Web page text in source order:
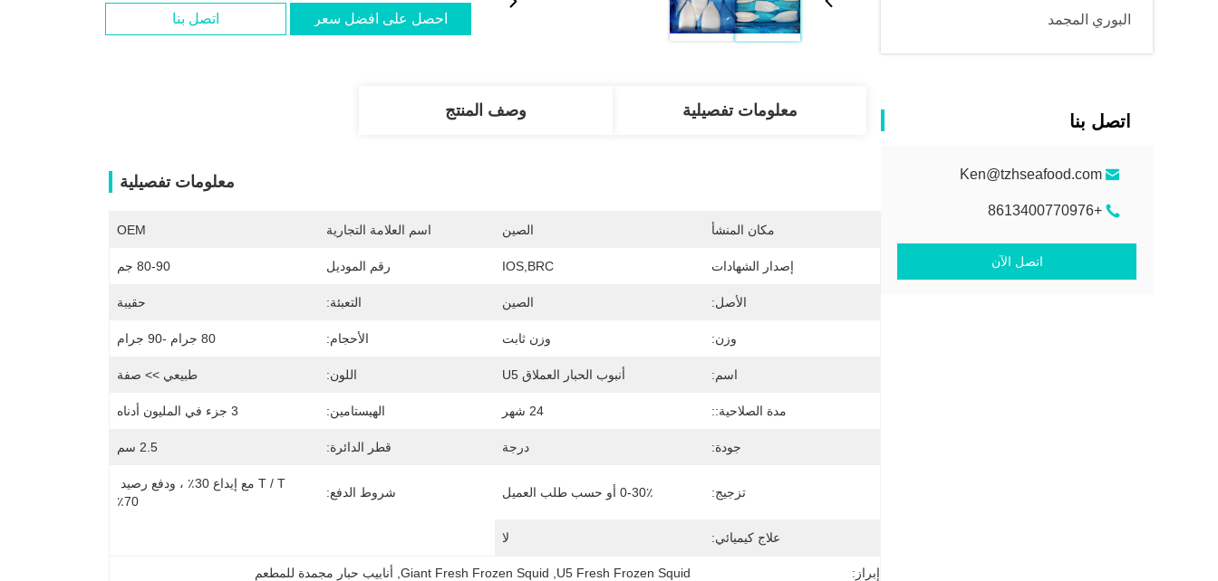
البوري المجمد
اتصل بنا
Ken@tzhseafood.com
+8613400770976
اتصل الآن
احصل على افضل سعر اتصل بنا
معلومات تفصيلية وصف المنتج
معلومات تفصيلية
مكان المنشأ الصين اسم العلامة التجارية OEM
إصدار الشهادات IOS,BRC رقم الموديل 80-90 جم
الأصل: الصين التعبئة: حقيبة
وزن: وزن ثابت الأحجام: 80 جرام -90 جرام
اسم: أنبوب الحبار العملاق U5 اللون: طبيعي >> صفة
مدة الصلاحية:: 24 شهر الهيستامين: 3 جزء في المليون أدناه
جودة: درجة قطر الدائرة: 2.5 سم
تزجيج: 0-30٪ أو حسب طلب العميل شروط الدفع:
70٪
علاج كيميائي: لا
إبراز: U5 Fresh Frozen Squid
Giant Fresh Frozen Squid أنابيب حبار مجمدة للمطعم